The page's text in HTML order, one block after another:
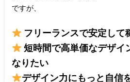
ですが、
フリーランスで安定して
短時間で高単価なデザイ
なりたい
デザイン力にもっと自信